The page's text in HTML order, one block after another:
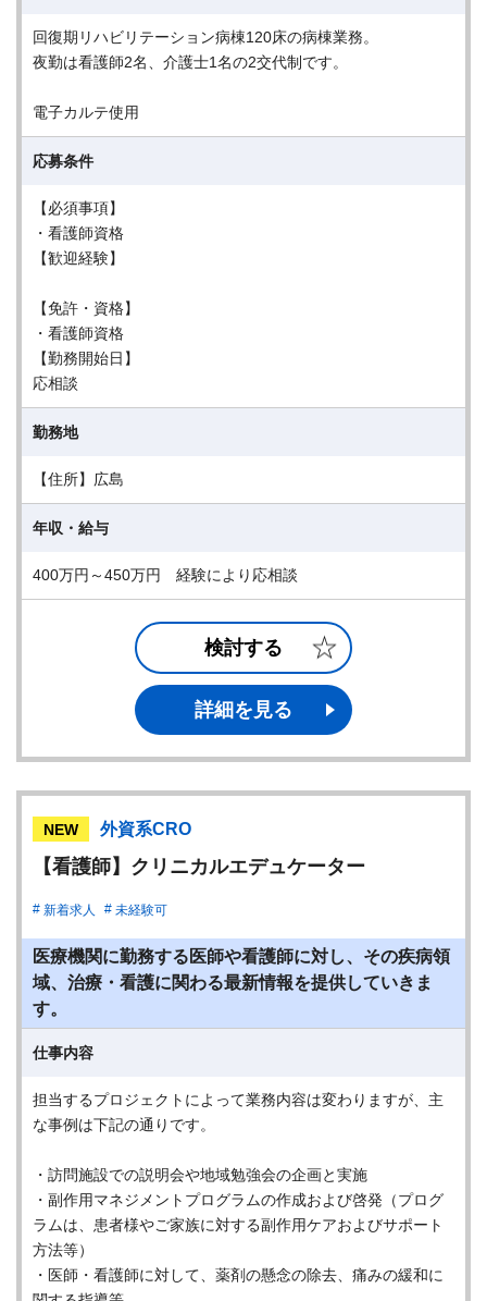
回復期リハビリテーション病棟120床の病棟業務。
夜勤は看護師2名、介護士1名の2交代制です。
電子カルテ使用
応募条件
【必須事項】
・看護師資格
【歓迎経験】
【免許・資格】
・看護師資格
【勤務開始日】
応相談
勤務地
【住所】広島
年収・給与
400万円～450万円 経験により応相談
検討する
詳細を見る
NEW 外資系CRO
【看護師】クリニカルエデュケーター
新着求人 未経験可
医療機関に勤務する医師や看護師に対し、その疾病領
域、治療・看護に関わる最新情報を提供していきま
す。
仕事内容
担当するプロジェクトによって業務内容は変わりますが、主
な事例は下記の通りです。
・訪問施設での説明会や地域勉強会の企画と実施
・副作用マネジメントプログラムの作成および啓発（プログ
ラムは、患者様やご家族に対する副作用ケアおよびサポート
方法等）
・医師・看護師に対して、薬剤の懸念の除去、痛みの緩和に